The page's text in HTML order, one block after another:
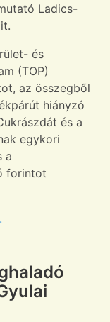
Ladics-
és
(TOP)
az összegből
hiányzó
és a
egykori
a
forintot